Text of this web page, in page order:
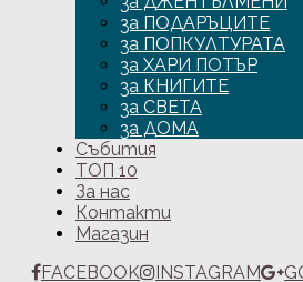
за ПОДАРЪЦИТЕ
за ПОПКУЛТУРАТА
за ХАРИ ПОТЪР
за КНИГИТЕ
за СВЕТА
за ДОМА
Събития
ТОП 10
За нас
Контакти
Магазин
FACEBOOK
INSTAGRAM